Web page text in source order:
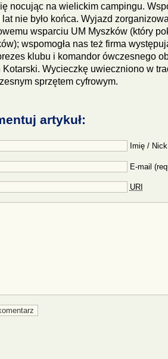
nocując na wielickim campingu.
lat nie było końca. Wyjazd
wsparciu UM Myszków (który
wspomogła nas też firma
klubu i komandor ówczesnego
Kotarski. Wycieczkę uwieczniono w
sprzętem cyfrowym.
artykuł:
Imię /
E-mail
URI